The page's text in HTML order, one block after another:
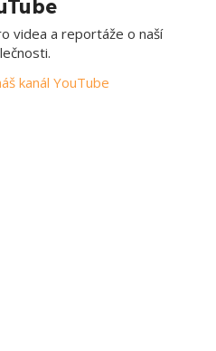
videa a reportáže o naší
kanál YouTube